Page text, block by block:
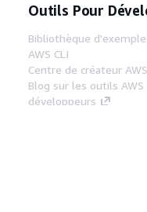
Outils Pour
Bibliothèque
AWS CLI
Centre de créateur AWS
Blog sur les outils
développeurs